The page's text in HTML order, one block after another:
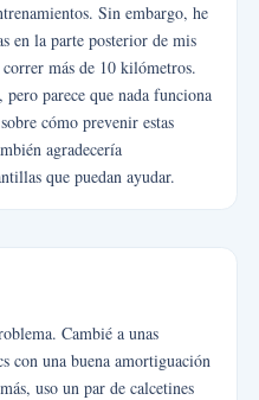
Sin embargo, he
en la parte posterior de mis
correr más de 10 kilómetros.
parece que nada funciona
cómo prevenir estas
agradecería
que puedan ayudar.
Cambié a unas
con una buena amortiguación
uso un par de calcetines